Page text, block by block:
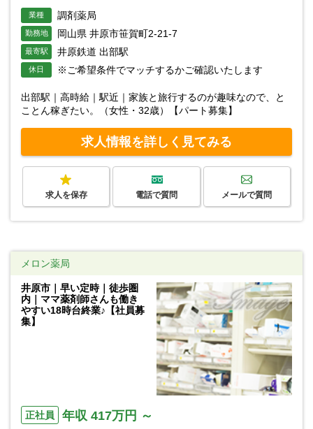
業種 調剤薬局
勤務地 岡山県 井原市笹賀町2-21-7
最寄駅 井原鉄道 出部駅
休日 ※ご希望条件でマッチするかご確認いたします
出部駅｜高時給｜駅近｜家族と旅行するのが趣味なので、と
ことん稼ぎたい。（女性・32歳）【パート募集】
求人情報を詳しく見てみる
求人を保存 電話で質問 メールで質問
メロン薬局
井原市｜早い定時｜徒歩圏
内｜ママ薬剤師さんも働き
やすい18時台終業♪【社員募
集】
正社員 年収 417万円 ～